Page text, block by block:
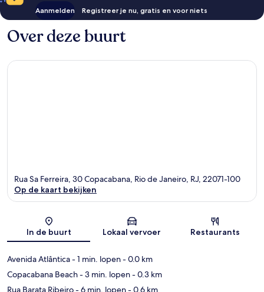
Aanmelden Registreer je nu, gratis en voor niets
Over deze buurt
Kaart
Rua Sa Ferreira, 30 Copacabana, Rio de Janeiro, RJ, 22071-100
Op de kaart bekijken
In de buurt Lokaal vervoer Restaurants
Avenida Atlântica- 1 min. lopen- 0.0 km
Copacabana Beach- 3 min. lopen- 0.3 km
Rua Barata Ribeiro- 6 min. lopen- 0.6 km